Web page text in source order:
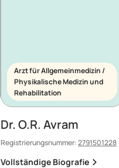
Arzt für Allgemeinmedizin /
Physikalische Medizin und
Rehabilitation
Dr. O.R. Avram
Registrierungsnummer:2791501228
Vollständige Biografie